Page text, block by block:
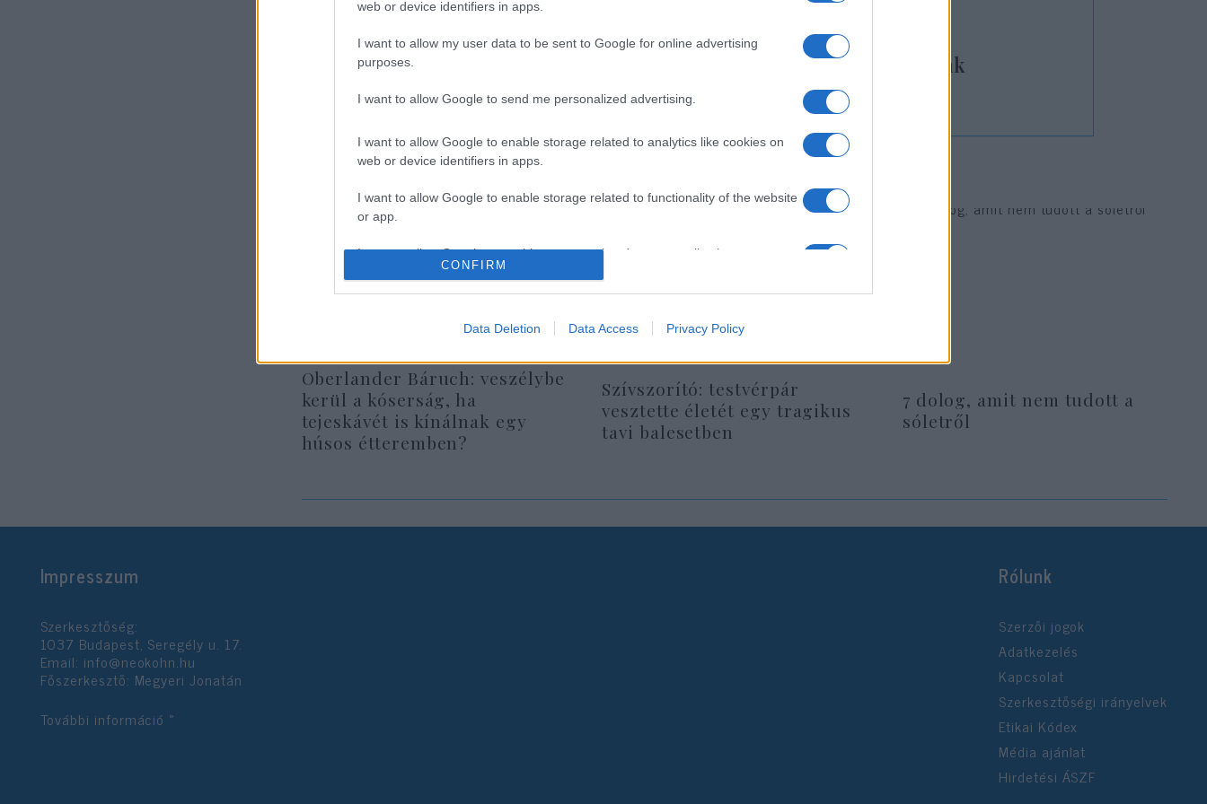
web or device identifiers in apps.
I want to allow my user data to be sent to Google for online advertising
purposes.
I want to allow Google to send me personalized advertising.
I want to allow Google to enable storage related to analytics like cookies on
web or device identifiers in apps.
I want to allow Google to enable storage related to functionality of the website
or app.
I want to allow Google to enable storage related to personalization.
I want to allow Google to enable storage related to security, including
CONFIRM
Data Deletion Data Access Privacy Policy
Köves Slomó válaszolt Kepes Andrásnak
Oberlander Báruch: veszélybe
kerül a kóserság, ha
tejeskávét is kínálnak egy
húsos étteremben?
Szívszorító: testvérpár
vesztette életét egy tragikus
tavi balesetben
7 dolog, amit nem tudott a
sóletről
Impresszum
Szerkesztőség:
1037 Budapest, Seregély u. 17.
Email: info@neokohn.hu
Főszerkesztő: Megyeri Jonatán
További információ »
Rólunk
Szerzői jogok
Adatkezelés
Kapcsolat
Szerkesztőségi irányelvek
Etikai Kódex
Média ajánlat
Hirdetési ÁSZF